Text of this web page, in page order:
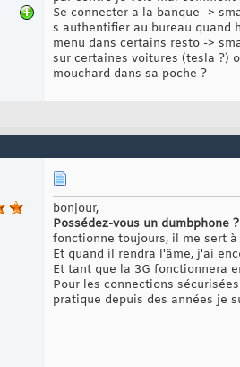
Se connecter a la banque ->
s authentifier au bureau quand
menu dans certains resto ->
sur certaines voitures (tesla ?)
mouchard dans sa poche ?
bonjour,
Possédez-vous un dumbphone ?
fonctionne toujours, il me sert à
Et quand il rendra l'âme, j'ai
Et tant que la 3G fonctionnera
Pour les connections
pratique depuis des années je